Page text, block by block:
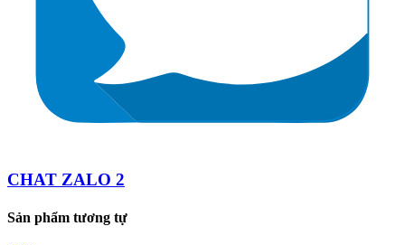
CHAT ZALO 2
Sản phẩm tương tự